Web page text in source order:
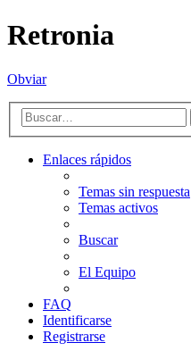
Retronia
Obviar
Enlaces rápidos
Temas sin respuesta
Temas activos
Buscar
El Equipo
FAQ
Identificarse
Registrarse